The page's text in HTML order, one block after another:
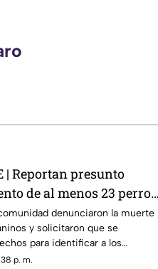
| Reportan presunto
de al menos 23 perros
Querétaro: IMAGENES
denunciaron la muerte
y solicitaron que se
para identificar a los
p. m.